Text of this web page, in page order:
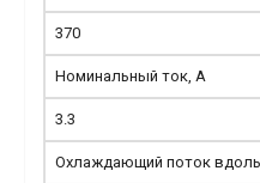
370
Номинальный ток, А
3.3
Охлаждающий поток вдоль